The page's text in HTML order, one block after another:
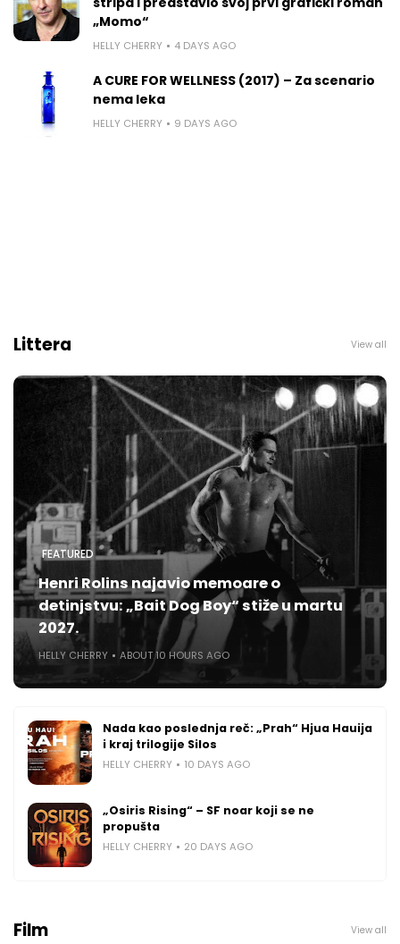
„Momo“
HELLY CHERRY 4 DAYS AGO
A CURE FOR WELLNESS (2017) – Za scenario
nema leka
HELLY CHERRY 9 DAYS AGO
Littera View all
FEATURED
Henri Rolins najavio memoare o
detinjstvu: „Bait Dog Boy“ stiže u martu
2027.
HELLY CHERRY ABOUT 10 HOURS AGO
Nada kao poslednja reč: „Prah“ Hjua Hauija
i kraj trilogije Silos
HELLY CHERRY 10 DAYS AGO
„Osiris Rising“ – SF noar koji se ne
propušta
HELLY CHERRY 20 DAYS AGO
Film View all